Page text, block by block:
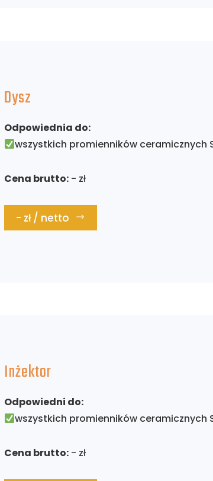
Dysz
Odpowiednia do:
wszystkich promienników ceramicznych
Cena brutto:- zł
- zł / netto
Inżektor
Odpowiedni do:
wszystkich promienników ceramicznych
Cena brutto:- zł